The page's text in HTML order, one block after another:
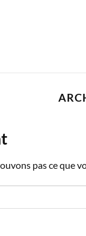
pas ce que